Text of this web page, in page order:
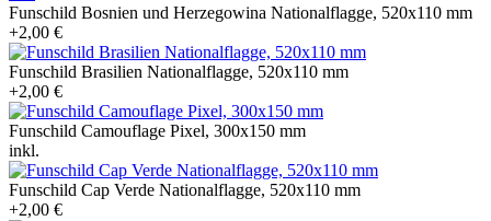
Funschild Bosnien und Herzegowina Nationalflagge, 520x110 mm
+2,00 €
Funschild Brasilien Nationalflagge, 520x110 mm
+2,00 €
Funschild Camouflage Pixel, 300x150 mm
inkl.
Funschild Cap Verde Nationalflagge, 520x110 mm
+2,00 €